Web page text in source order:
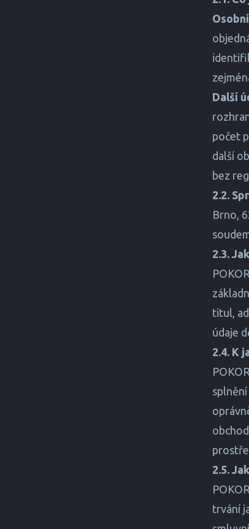
Další
počet
další
bez
2.2.
Brno,
2.3.
titul,
údaje
2.4. K
2.5.
trvání